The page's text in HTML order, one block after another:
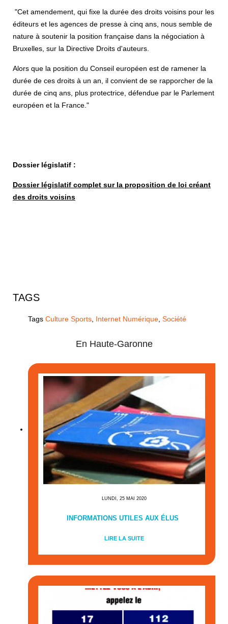
"Cet amendement, qui fixe la durée des droits voisins pour les
éditeurs et les agences de presse à cinq ans, nous semble de
nature à soutenir la position française dans la négociation à
Bruxelles, sur la Directive Droits d'auteurs.
Alors que la position du Conseil européen est de ramener la
durée de ces droits à un an, il convient de se rapporcher de la
durée de cinq ans, plus protectrice, défendue par le Parlement
européen et la France."
Dossier législatif :
Dossier législatif complet sur la proposition de loi créant
des droits voisins
TAGS
Tags Culture Sports Internet Numérique Société
En Haute-Garonne
LUNDI, 25 MAI 2020
INFORMATIONS UTILES AUX ÉLUS
LIRE LA SUITE